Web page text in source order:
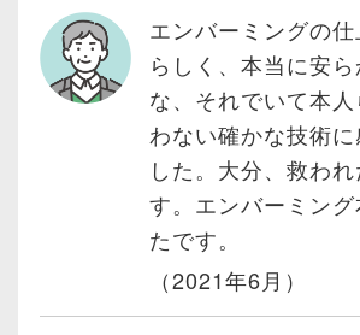
エンバーミングの
らしく、本当に安
な、それでいて本
わない確かな技術に
した。大分、救わ
す。エンバーミン
たです。
（2021年6月）